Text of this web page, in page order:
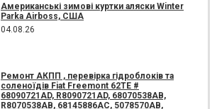
Американські зимові куртки аляски Winter
Parka Airboss, США
04.08.26
Ремонт АКПП , перевірка гідроблоків та
соленоїдів Fiat Freemont 62TE #
68090721AD, R8090721AD, 68070538AB,
R8070538AB, 68145886AC, 5078570AB,